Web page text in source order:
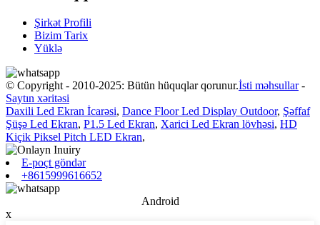
Şirkət Profili
Bizim Tarix
Yüklə
© Copyright - 2010-2025: Bütün hüquqlar qorunur.İsti məhsullar-
Saytın xəritəsi
Daxili Led Ekran İcarəsi, Dance Floor Led Display Outdoor, Şəffaf
Şüşə Led Ekran, P1.5 Led Ekran, Xarici Led Ekran lövhəsi, HD
Kiçik Piksel Pitch LED Ekran,
E-poçt göndər
+8615999616652
Android
x